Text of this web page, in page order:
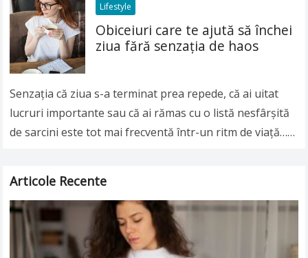
Lifestyle
Obiceiuri care te ajută să închei
ziua fără senzația de haos
Senzația că ziua s-a terminat prea repede, că ai uitat
lucruri importante sau că ai rămas cu o listă nesfârșită
de sarcini este tot mai frecventă într-un ritm de viață…
Articole Recente